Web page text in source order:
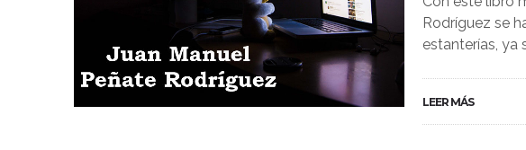
Rodríguez se
estanterías, ya
LEER MÁS